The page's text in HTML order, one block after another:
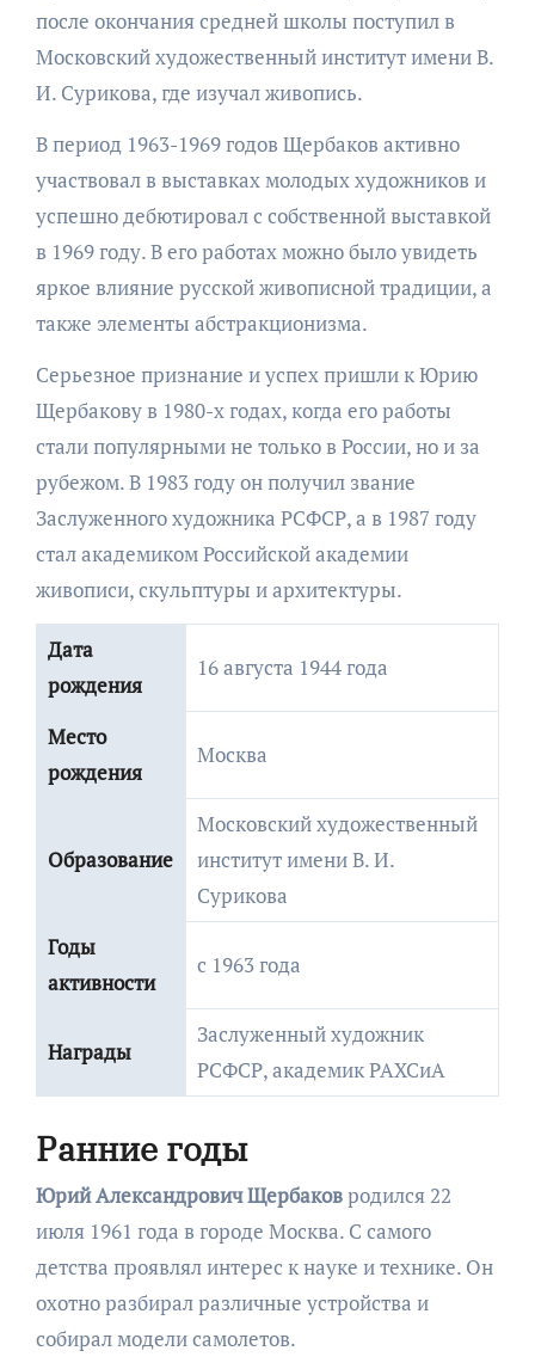
после окончания средней школы поступил в
Московский художественный институт имени В.
И. Сурикова, где изучал живопись.
В период 1963-1969 годов Щербаков активно
участвовал в выставках молодых художников и
успешно дебютировал с собственной выставкой
в 1969 году. В его работах можно было увидеть
яркое влияние русской живописной традиции, а
также элементы абстракционизма.
Серьезное признание и успех пришли к Юрию
Щербакову в 1980-х годах, когда его работы
стали популярными не только в России, но и за
рубежом. В 1983 году он получил звание
Заслуженного художника РСФСР, а в 1987 году
стал академиком Российской академии
живописи, скульптуры и архитектуры.
Дата
рождения
16 августа 1944 года
Место
рождения
Москва
Образование
Московский художественный
институт имени В. И.
Сурикова
Годы
активности
с 1963 года
Награды
Заслуженный художник
РСФСР, академик РАХСиА
Ранние годы
Юрий Александрович Щербаковродился 22
июля 1961 года в городе Москва. С самого
детства проявлял интерес к науке и технике. Он
охотно разбирал различные устройства и
собирал модели самолетов.